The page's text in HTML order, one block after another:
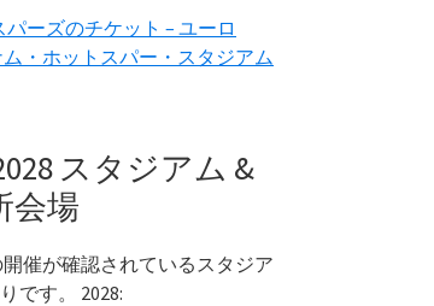
パーズのチケット – ユーロ
ム・ホットスパー・スタジアム
スタジアム &
会場
開催が確認されているスタジア
です。 2028: